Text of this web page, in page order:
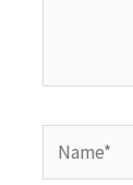
Name*